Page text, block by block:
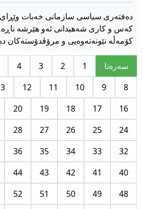
ده‌فته‌ری سیاسی سازمانی خه‌بات
کەس و کاری شەهیدانی ئه‌و هێرشه‌
کۆمەڵە نێونەتەوەیی و مرۆڤدۆستەکان
سه‌ره‌تا 1
2
3
4
8
9
10
11
12
16
17
18
19
20
24
25
26
27
28
32
33
34
35
36
40
41
42
43
44
48
49
50
51
52